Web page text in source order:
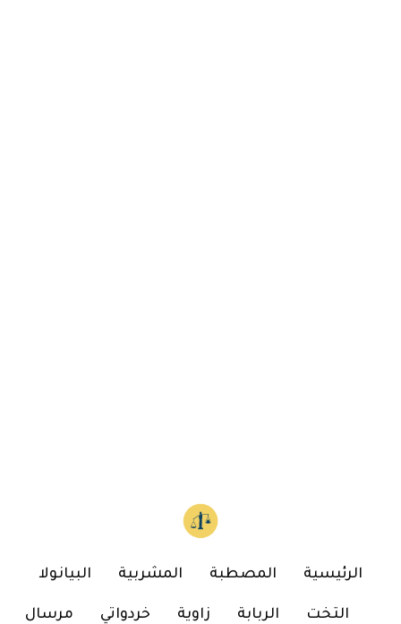
الرئيسية المصطبة المشربية البيانولا
التخت الربابة زاوية خردواتي مرسال